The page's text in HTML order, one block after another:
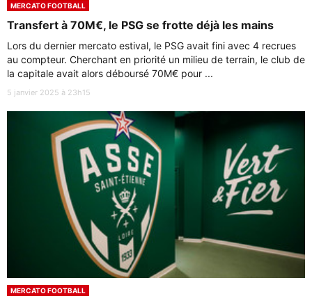
MERCATO FOOTBALL
Transfert à 70M€, le PSG se frotte déjà les mains
Lors du dernier mercato estival, le PSG avait fini avec 4 recrues
au compteur. Cherchant en priorité un milieu de terrain, le club de
la capitale avait alors déboursé 70M€ pour ...
5 janvier 2025 à 23h15
MERCATO FOOTBALL